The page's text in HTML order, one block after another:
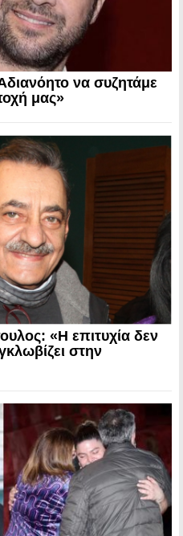
να συζητάμε
μας»
«Η επιτυχία δεν
στην